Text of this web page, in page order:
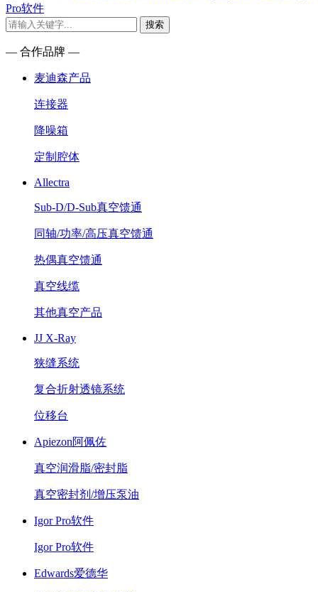
Pro软件
搜索
— 合作品牌 —
麦迪森产品
连接器
降噪箱
定制腔体
Allectra
Sub-D/D-Sub真空馈通
同轴/功率/高压真空馈通
热偶真空馈通
真空线缆
其他真空产品
JJ X-Ray
狭缝系统
复合折射透镜系统
位移台
Apiezon阿佩佐
真空润滑脂/密封脂
真空密封剂/增压泵油
Igor Pro软件
Igor Pro软件
Edwards爱德华